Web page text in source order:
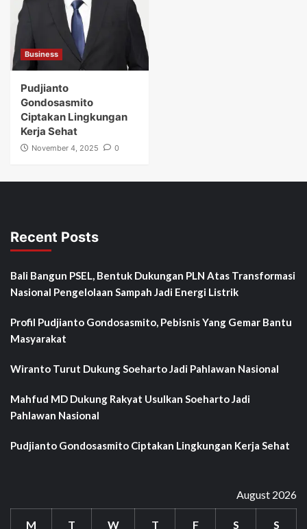
Business
Pudjianto
Gondosasmito
Ciptakan Lingkungan
Kerja Sehat
November 4, 2025 0
Recent Posts
Bali Bangun PSEL, Bentuk Dukungan PLN Atas Transformasi
Nasional Pengelolaan Sampah Jadi Energi Listrik
Profil Pudjianto Gondosasmito, Pebisnis Yang Gemar Bantu
Masyarakat
Wiranto Turut Dukung Soeharto Jadi Pahlawan Nasional
Mahfud MD Dukung Rakyat Usulkan Soeharto Jadi
Pahlawan Nasional
Pudjianto Gondosasmito Ciptakan Lingkungan Kerja Sehat
August 2026
M T W T F S S